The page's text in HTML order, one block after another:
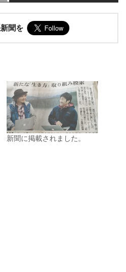
聞を
新聞に掲載されました。